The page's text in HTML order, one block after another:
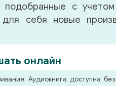
подобранные с
себя новые
онлайн
Аудиокнига доступна